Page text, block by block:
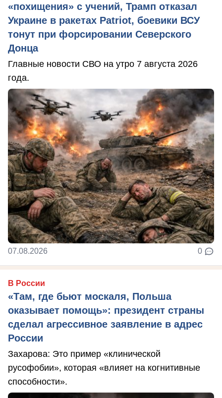
«похищения» с учений, Трамп отказал
Украине в ракетах Patriot, боевики ВСУ
тонут при форсировании Северского
Донца
Главные новости СВО на утро 7 августа 2026
года.
07.08.2026 0
В России
«Там, где бьют москаля, Польша
оказывает помощь»: президент страны
сделал агрессивное заявление в адрес
России
Захарова: Это пример «клинической
русофобии», которая «влияет на когнитивные
способности».